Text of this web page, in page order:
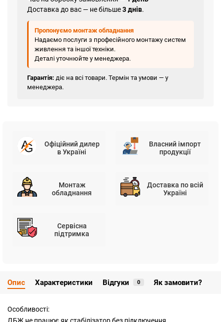
Доставка до вас — не більше3 днів.
Пропонуємо монтаж обладнання
Надаємо послуги з професійного монтажу систем
живлення та іншої техніки.
Деталі уточнюйте у менеджера.
Гарантія: діє на всі товари. Термін та умови — у
менеджера.
Офіційний дилер
в Україні
Власний імпорт
продукції
Монтаж
обладнання
Доставка по всій
Україні
Сервісна
підтримка
Опис Характеристики Відгуки 0 Як замовити?
Особливості: